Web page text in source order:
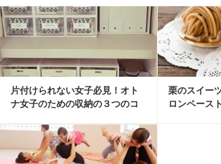
片付けられない女子必見！オト
ナ女子のための収納の３つのコ
栗のスイー
ロンペース